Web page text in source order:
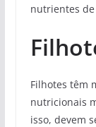
nutrientes
Filhotes têm
nutricionais
isso, devem